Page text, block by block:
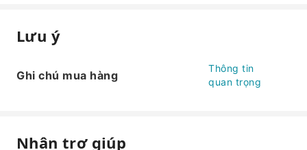
Lưu ý
Ghi chú mua hàng
Thông tin
quan trọng
Nhận trợ giúp